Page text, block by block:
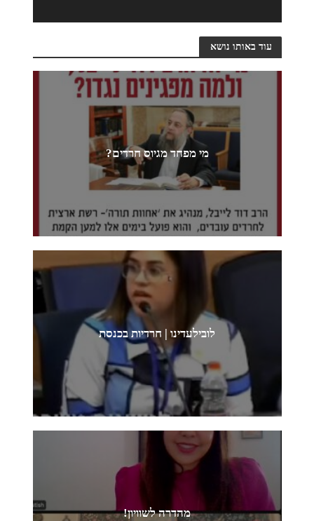
עוד באותו נושא
מי מפחד מגיוס חרדים?
לובילעדינו | חרדיות בכנסת
מהדרה לשוויון!